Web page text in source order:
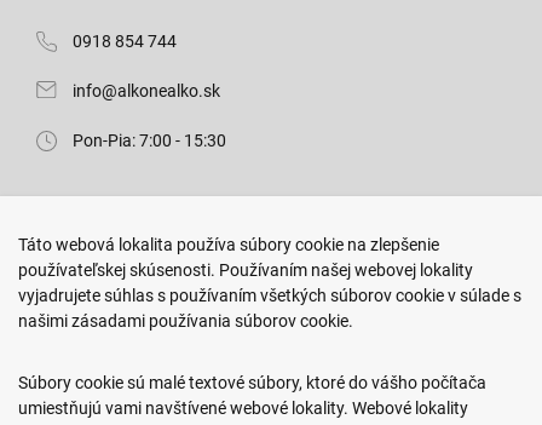
0918 854 744
info@alkonealko.sk
Pon-Pia: 7:00 - 15:30
Arm. gen. Svobodu 23/A
080 01 Prešov
0917 466 578
sekcovpredajna@doroka.sk
Pon-Ned: 9:00 - 20:00
Táto webová lokalita používa súbory cookie na zlepšenie
používateľskej skúsenosti. Používaním našej webovej lokality
vyjadrujete súhlas s používaním všetkých súborov cookie v súlade s
našimi zásadami používania súborov cookie.
Súbory cookie sú malé textové súbory, ktoré do vášho počítača
umiestňujú vami navštívené webové lokality. Webové lokality